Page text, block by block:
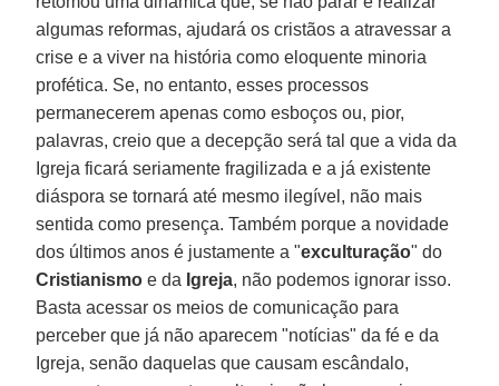
algumas reformas, ajudará os cristãos a atravessar a
crise e a viver na história como eloquente minoria
profética. Se, no entanto, esses processos
permanecerem apenas como esboços ou, pior,
palavras, creio que a decepção será tal que a vida da
Igreja ficará seriamente fragilizada e a já existente
diáspora se tornará até mesmo ilegível, não mais
sentida como presença. Também porque a novidade
dos últimos anos é justamente a "exculturação" do
Cristianismo e da Igreja, não podemos ignorar isso.
Basta acessar os meios de comunicação para
perceber que já não aparecem "notícias" da fé e da
Igreja, senão daquelas que causam escândalo,